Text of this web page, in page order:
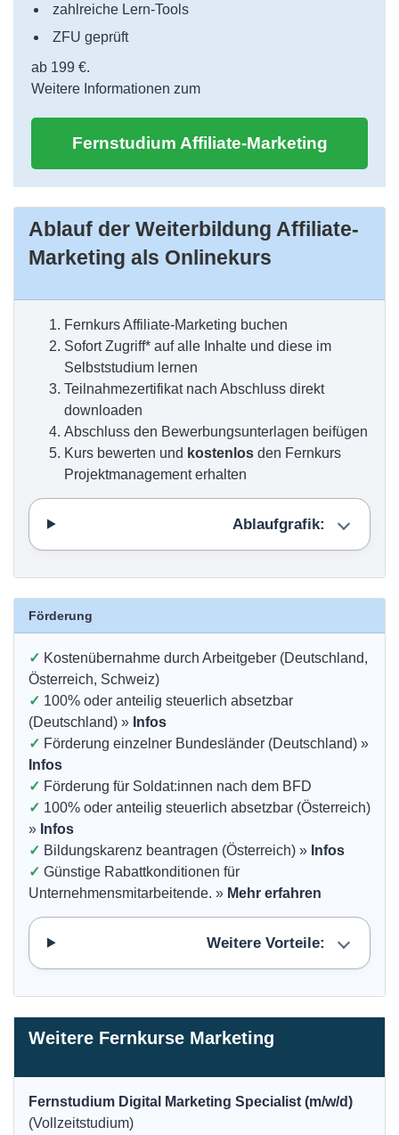
zahlreiche Lern-Tools
ZFU geprüft
ab 199 €.
Weitere Informationen zum
Fernstudium Affiliate-Marketing
Ablauf der Weiterbildung Affiliate-
Marketing als Onlinekurs
Fernkurs Affiliate-Marketing buchen
Sofort Zugriff* auf alle Inhalte und diese im
Selbststudium lernen
Teilnahmezertifikat nach Abschluss direkt
downloaden
Abschluss den Bewerbungsunterlagen beifügen
Kurs bewerten und kostenlos den Fernkurs
Projektmanagement erhalten
Ablaufgrafik:
Förderung
✓ Kostenübernahme durch Arbeitgeber (Deutschland,
Österreich, Schweiz)
✓ 100% oder anteilig steuerlich absetzbar
(Deutschland) » Infos
✓ Förderung einzelner Bundesländer (Deutschland) »
Infos
✓ Förderung für Soldat:innen nach dem BFD
✓ 100% oder anteilig steuerlich absetzbar (Österreich)
» Infos
✓ Bildungskarenz beantragen (Österreich) » Infos
✓ Günstige Rabattkonditionen für
Unternehmensmitarbeitende. » Mehr erfahren
Weitere Vorteile:
Weitere Fernkurse Marketing
Fernstudium Digital Marketing Specialist (m/w/d)
(Vollzeitstudium)